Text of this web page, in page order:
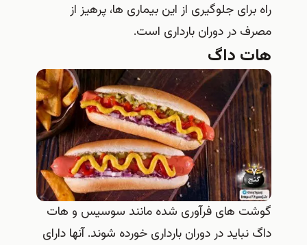
راه برای جلوگیری از این بیماری ها، پرهیز از
مصرف در دوران بارداری است.
هات داگ
گوشت های فرآوری شده مانند سوسیس و هات
داگ نباید در دوران بارداری خورده شوند. آنها دارای